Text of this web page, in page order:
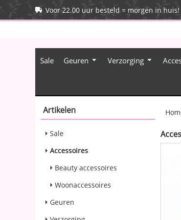
Voor 22.00 uur besteld = morgen in huis!
Sale Geuren Verzorging
Artikelen
Sale
Accessoires
Beauty accessoires
Woonaccessoires
Geuren